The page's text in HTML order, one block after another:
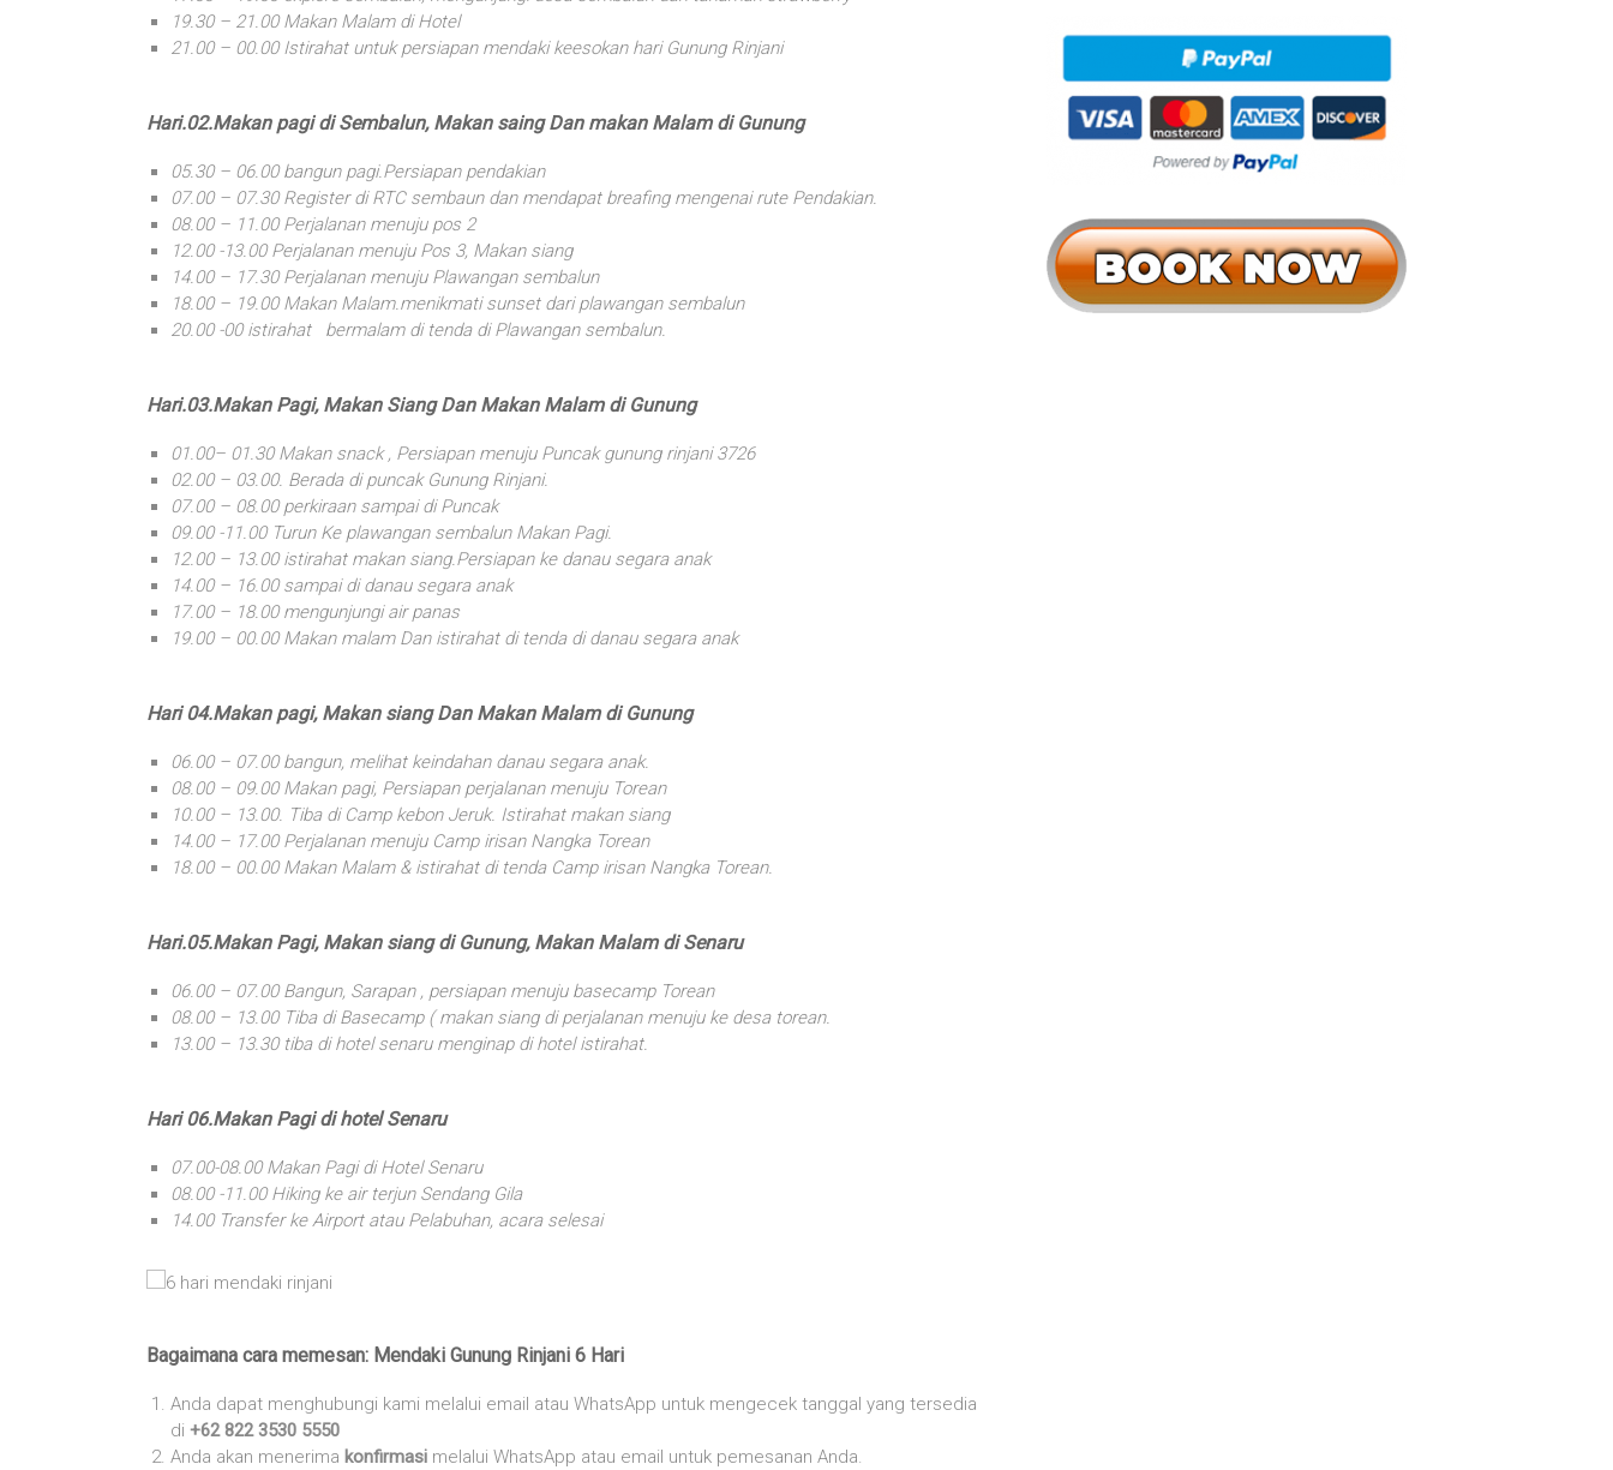
19.30 – 21.00 Makan Malam di Hotel
21.00 – 00.00 Istirahat untuk persiapan mendaki keesokan hari Gunung Rinjani
Hari.02.Makan pagi di Sembalun, Makan saing Dan makan Malam di Gunung
05.30 – 06.00 bangun pagi.Persiapan pendakian
07.00 – 07.30 Register di RTC sembaun dan mendapat breafing mengenai rute Pendakian.
08.00 – 11.00 Perjalanan menuju pos 2
12.00 -13.00 Perjalanan menuju Pos 3, Makan siang
14.00 – 17.30 Perjalanan menuju Plawangan sembalun
18.00 – 19.00 Makan Malam.menikmati sunset dari plawangan sembalun
20.00 -00 istirahat bermalam di tenda di Plawangan sembalun.
Hari.03.Makan Pagi, Makan Siang Dan Makan Malam di Gunung
01.00– 01.30 Makan snack , Persiapan menuju Puncak gunung rinjani 3726
02.00 – 03.00. Berada di puncak Gunung Rinjani.
07.00 – 08.00 perkiraan sampai di Puncak
09.00 -11.00 Turun Ke plawangan sembalun Makan Pagi.
12.00 – 13.00 istirahat makan siang.Persiapan ke danau segara anak
14.00 – 16.00 sampai di danau segara anak
17.00 – 18.00 mengunjungi air panas
19.00 – 00.00 Makan malam Dan istirahat di tenda di danau segara anak
Hari 04.Makan pagi, Makan siang Dan Makan Malam di Gunung
06.00 – 07.00 bangun, melihat keindahan danau segara anak.
08.00 – 09.00 Makan pagi, Persiapan perjalanan menuju Torean
10.00 – 13.00. Tiba di Camp kebon Jeruk. Istirahat makan siang
14.00 – 17.00 Perjalanan menuju Camp irisan Nangka Torean
18.00 – 00.00 Makan Malam & istirahat di tenda Camp irisan Nangka Torean.
Hari.05.Makan Pagi, Makan siang di Gunung, Makan Malam di Senaru
06.00 – 07.00 Bangun, Sarapan , persiapan menuju basecamp Torean
08.00 – 13.00 Tiba di Basecamp ( makan siang di perjalanan menuju ke desa torean.
13.00 – 13.30 tiba di hotel senaru menginap di hotel istirahat.
Hari 06.Makan Pagi di hotel Senaru
07.00-08.00 Makan Pagi di Hotel Senaru
08.00 -11.00 Hiking ke air terjun Sendang Gila
14.00 Transfer ke Airport atau Pelabuhan, acara selesai
Bagaimana cara memesan: Mendaki Gunung Rinjani 6 Hari
Anda dapat menghubungi kami melalui email atau WhatsApp untuk mengecek tanggal yang tersedia
di +62 822 3530 5550
Anda akan menerima konfirmasi melalui WhatsApp atau email untuk pemesanan Anda.